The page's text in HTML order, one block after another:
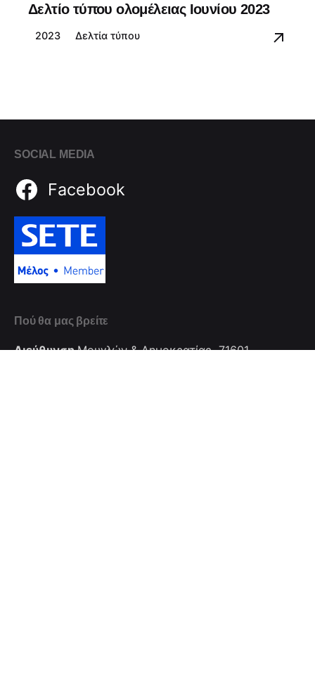
Δελτίο τύπου ολομέλειας Ιουνίου 2023
2023 Δελτία τύπου
SOCIAL MEDIA
Facebook
Πού θα μας βρείτε
ΔιεύθυνσηΜουγλών & Δημοκρατίας, 71601